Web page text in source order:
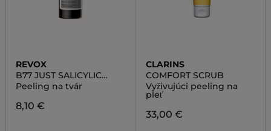
REVOX
B77 JUST SALICYLIC
ACID 2%
Peeling na tvár
8,10 €
CLARINS
COMFORT SCRUB
Vyživujúci peeling na
pleť
33,00 €